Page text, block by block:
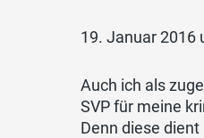
19. Januar 2016
Auch ich als
SVP für meine
Denn diese